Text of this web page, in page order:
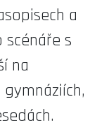
a
s
na